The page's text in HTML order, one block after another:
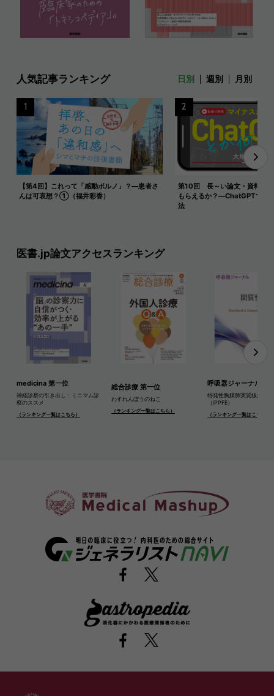
人気記事ランキング 日別 週別 月別
【第4回】これって「感動ポルノ」？―患者さ
んは可哀想？①（福井彩香）
1
第10回 長～い論文・資料を
もらえるか？―ChatGPTで長
法
2
医書.jp論文アクセスランキング
medicina 第一位
神経診察の引き出し：ミニマム診
察のススメ
（ランキング一覧はこちら）
総合診療 第一位
わすれんぼうのねこ
（ランキング一覧はこちら）
呼吸器ジャーナル 第
特発性胸膜肺実質線維弾性
（iPPFE）
（ランキング一覧はこちら）